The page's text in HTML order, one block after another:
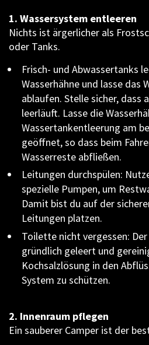
1. Wassersystem entleeren
Nichts ist ärgerlicher als
oder Tanks.
Frisch- und Abwassertanks
Wasserhähne und lasse das
ablaufen. Stelle sicher, dass
leerläuft. Lasse die
Wassertankentleerung am
geöffnet, so dass beim
Wasserreste abfließen.
Leitungen durchspülen:
spezielle Pumpen, um
Damit bist du auf der
Leitungen platzen.
Toilette nicht vergessen:
gründlich geleert und
Kochsalzlösung in den
System zu schützen.
2. Innenraum pflegen
Ein sauberer Camper ist der